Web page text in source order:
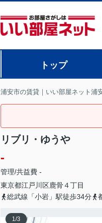
トップ
浦安市の賃貸｜いい部屋ネット浦
リブリ・ゆうや
-
管理/共益費 -
東京都江戸川区鹿骨４丁目
総武線「小岩」駅徒歩34分
1/3